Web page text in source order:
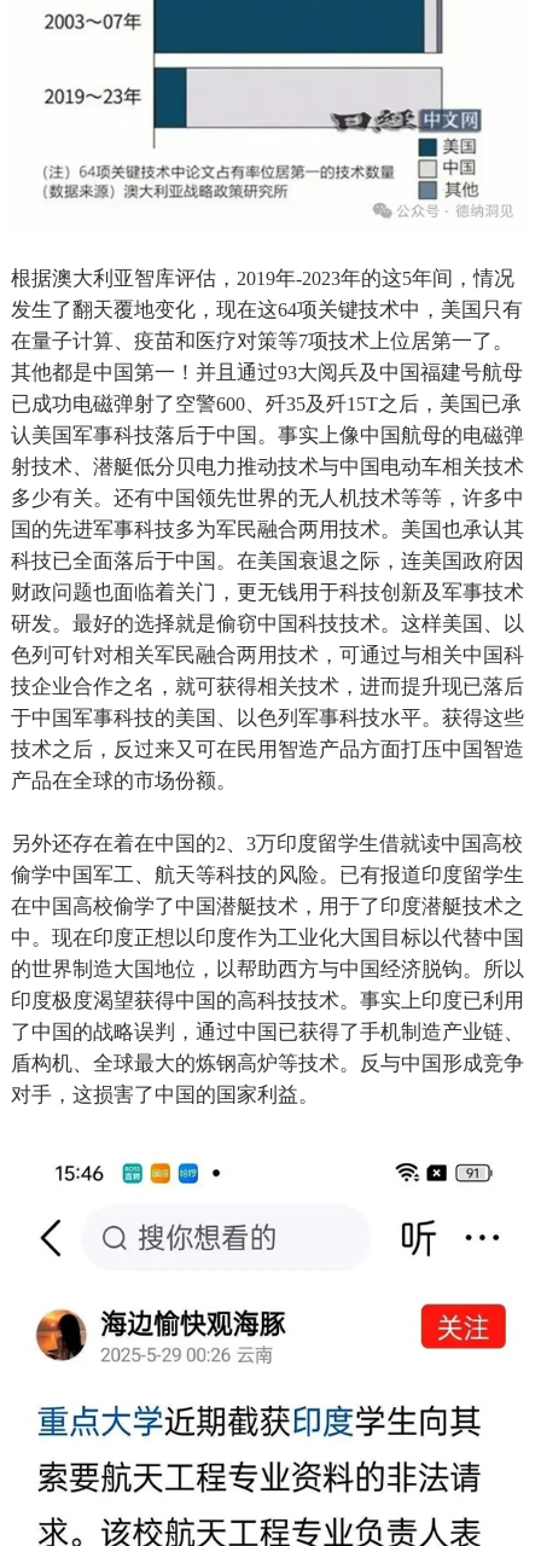
根据澳大利亚智库评估， 2019年-2023年的这5年间，情况
发生了翻天覆地变化，现在这64项关键技术中，美国只有
在量子计算、疫苗和医疗对策等7项技术上位居第一了。
其他都是中国第一！并且通过93大阅兵及中国福建号航母
已成功电磁弹射了空警600、歼35及歼15T之后，美国已承
认美国军事科技落后于中国。事实上像中国航母的电磁弹
射技术、潜艇低分贝电力推动技术与中国电动车相关技术
多少有关。还有中国领先世界的无人机技术等等，许多中
国的先进军事科技多为军民融合两用技术。美国也承认其
科技已全面落后于中国。在美国衰退之际，连美国政府因
财政问题也面临着关门，更无钱用于科技创新及军事技术
研发。最好的选择就是偷窃中国科技技术。这样美国、以
色列可针对相关军民融合两用技术，可通过与相关中国科
技企业合作之名，就可获得相关技术，进而提升现已落后
于中国军事科技的美国、以色列军事科技水平。获得这些
技术之后，反过来又可在民用智造产品方面打压中国智造
产品在全球的市场份额。
另外还存在着在中国的2、 3万印度留学生借就读中国高校
偷学中国军工、航天等科技的风险。已有报道印度留学生
在中国高校偷学了中国潜艇技术，用于了印度潜艇技术之
中。现在印度正想以印度作为工业化大国目标以代替中国
的世界制造大国地位，以帮助西方与中国经济脱钩。所以
印度极度渴望获得中国的高科技技术。事实上印度已利用
了中国的战略误判，通过中国已获得了手机制造产业链、
盾构机、全球最大的炼钢高炉等技术。反与中国形成竞争
对手，这损害了中国的国家利益。